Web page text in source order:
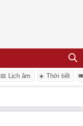
📅 Lịch âm ☀️ Thời tiết